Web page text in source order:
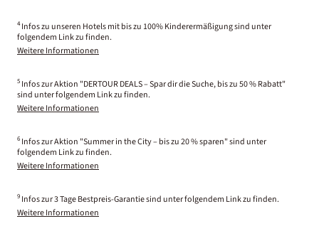
4 Infos zu unseren Hotels mit bis zu 100% Kinderermäßigung sind unter
folgendem Link zu finden.
Weitere Informationen
5 Infos zur Aktion "DERTOUR DEALS – Spar dir die Suche, bis zu 50 % Rabatt"
sind unter folgendem Link zu finden.
Weitere Informationen
6 Infos zur Aktion "Summer in the City – bis zu 20 % sparen" sind unter
folgendem Link zu finden.
Weitere Informationen
9 Infos zur 3 Tage Bestpreis-Garantie sind unter folgendem Link zu finden.
Weitere Informationen